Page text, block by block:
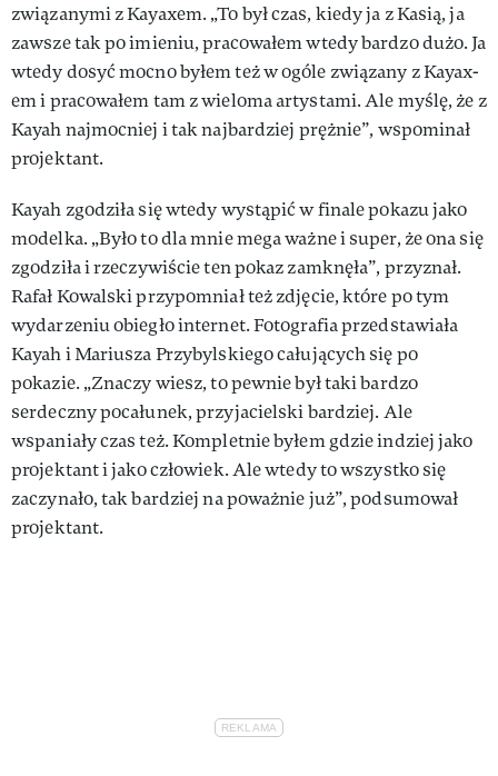
związanymi z Kayaxem. „To był czas, kiedy ja z Kasią, ja
zawsze tak po imieniu, pracowałem wtedy bardzo dużo. Ja
wtedy dosyć mocno byłem też w ogóle związany z Kayax-
em i pracowałem tam z wieloma artystami. Ale myślę, że z
Kayah najmocniej i tak najbardziej prężnie”, wspominał
projektant.
Kayah zgodziła się wtedy wystąpić w finale pokazu jako
modelka. „Było to dla mnie mega ważne i super, że ona się
zgodziła i rzeczywiście ten pokaz zamknęła”, przyznał.
Rafał Kowalski przypomniał też zdjęcie, które po tym
wydarzeniu obiegło internet. Fotografia przedstawiała
Kayah i Mariusza Przybylskiego całujących się po
pokazie. „Znaczy wiesz, to pewnie był taki bardzo
serdeczny pocałunek, przyjacielski bardziej. Ale
wspaniały czas też. Kompletnie byłem gdzie indziej jako
projektant i jako człowiek. Ale wtedy to wszystko się
zaczynało, tak bardziej na poważnie już”, podsumował
projektant.